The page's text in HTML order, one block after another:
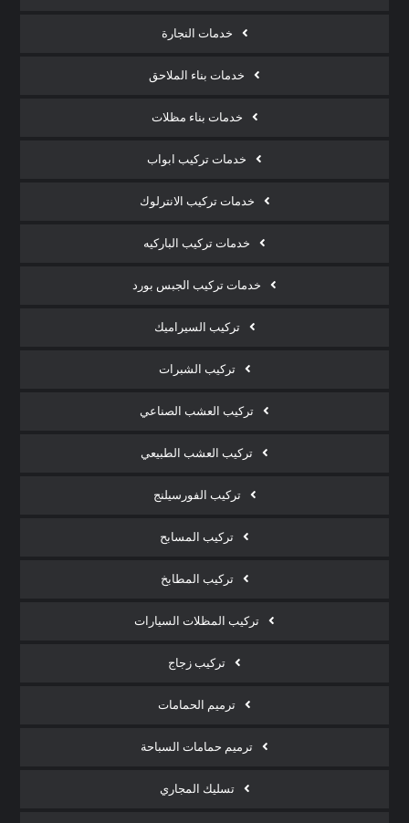
خدمات النجارة
خدمات بناء الملاحق
خدمات بناء مظلات
خدمات تركيب ابواب
خدمات تركيب الانترلوك
خدمات تركيب الباركيه
خدمات تركيب الجبس بورد
تركيب السيراميك
تركيب الشبرات
تركيب العشب الصناعي
تركيب العشب الطبيعي
تركيب الفورسيلنج
تركيب المسابح
تركيب المطابخ
تركيب المظلات السيارات
تركيب زجاج
ترميم الحمامات
ترميم حمامات السباحة
تسليك المجاري